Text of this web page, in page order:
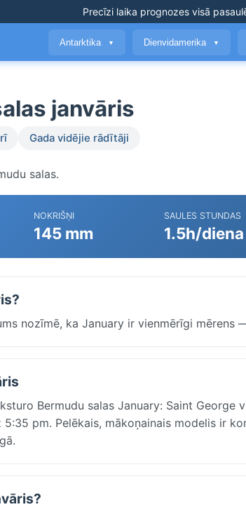
Precīzi laika prognozes visā
Antarktika ▼ Dienvidamerika ▼
janvāris
Gada vidējie rādītāji
salas.
NOKRIŠŅI
145 mm
SAULES STUNDAS
1.5h/diena
nozīmē, ka January ir vienmērīgi mērens
Bermudu salas January: Saint George
pm. Pelēkais, mākoņainais modelis ir